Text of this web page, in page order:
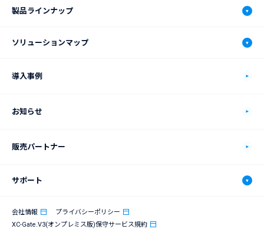
製品ラインナップ
XC-Gate.V3
連携システム
連携機器
ソリューションマップ
ソリューションマップ
鉄鋼製造業
導入事例
お知らせ
販売パートナー
サポート
サポート
会社情報
プライバシーポリシー
XC-Gate.V3(オンプレミス版)保守サービス規約